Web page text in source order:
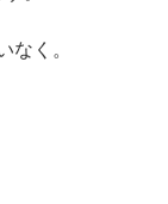
なく。